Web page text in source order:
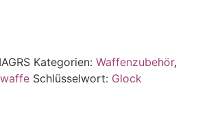
Kategorien: Waffenzubehör,
Schlüsselwort: Glock